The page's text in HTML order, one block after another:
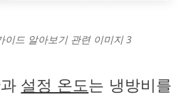
드 알아보기 관련 이미지 3
설정 온도는 냉방비를